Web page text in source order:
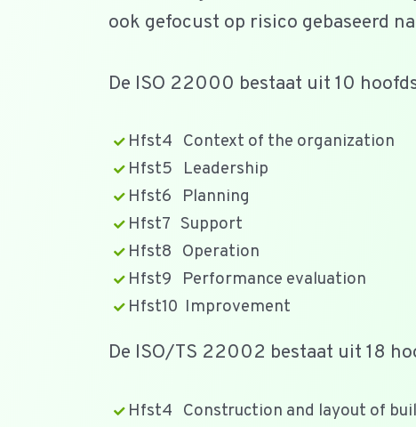
ook gefocust op risico gebaseerd
De ISO 22000 bestaat uit 10
Hfst4 Context of the organization
Hfst5 Leadership
Hfst6 Planning
Hfst7 Support
Hfst8 Operation
Hfst9 Performance evaluation
Hfst10 Improvement
De ISO/TS 22002 bestaat uit 18
Hfst4 Construction and layout of